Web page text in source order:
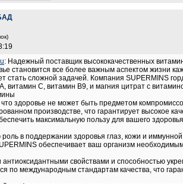
: Надежный поставщик высококачественных
становится все более важным аспектом жизни
стать сложной задачей. Компания SUPERMINS
витамин C, витамин В9, и магния цитрат с
здоровье не может быть предметом
производстве, что гарантирует высокое
максимальную пользу для вашего
в поддержании здоровья глаз, кожи и
обеспечивает ваш организм
антиоксидантными свойствами и способностью
по международным стандартам качества, что